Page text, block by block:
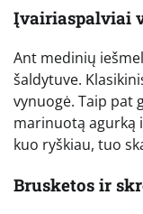
Įvairiaspalviai
Ant medinių
šaldytuve.
vynuogė. Taip pat
marinuotą agurką
kuo ryškiau, tuo
Brusketos ir